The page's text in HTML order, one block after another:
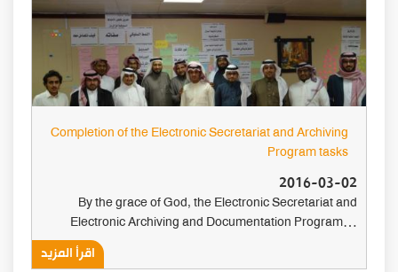
Completion of the Electronic Secretariat and Archiving
Program tasks
2016-03-02
By the grace of God, the Electronic Secretariat and
Electronic Archiving and Documentation Program…
اقرأ المزيد